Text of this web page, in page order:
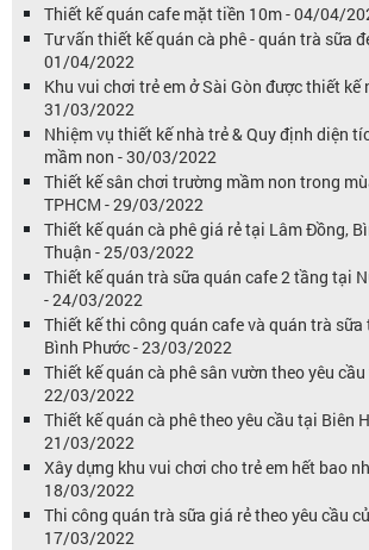
Thiết kế quán cafe mặt tiền 10m - 04/04/
Tư vấn thiết kế quán cà phê - quán trà sữa
01/04/2022
Khu vui chơi trẻ em ở Sài Gòn được thiết kế
31/03/2022
Nhiệm vụ thiết kế nhà trẻ & Quy định diện
mầm non - 30/03/2022
Thiết kế sân chơi trường mầm non trong
TPHCM - 29/03/2022
Thiết kế quán cà phê giá rẻ tại Lâm Đồng,
Thuận - 25/03/2022
Thiết kế quán trà sữa quán cafe 2 tầng tại
- 24/03/2022
Thiết kế thi công quán cafe và quán trà sữa
Bình Phước - 23/03/2022
Thiết kế quán cà phê sân vườn theo yêu
22/03/2022
Thiết kế quán cà phê theo yêu cầu tại Biên
21/03/2022
Xây dựng khu vui chơi cho trẻ em hết bao
18/03/2022
Thi công quán trà sữa giá rẻ theo yêu cầu
17/03/2022